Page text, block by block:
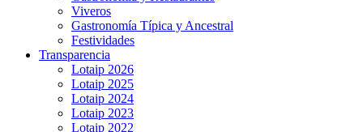
Viveros
Gastronomía Típica y Ancestral
Festividades
Transparencia
Lotaip 2026
Lotaip 2025
Lotaip 2024
Lotaip 2023
Lotaip 2022